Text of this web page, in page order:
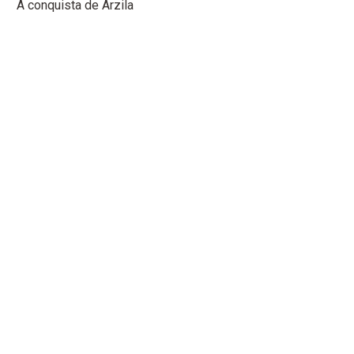
A conquista de Arzila